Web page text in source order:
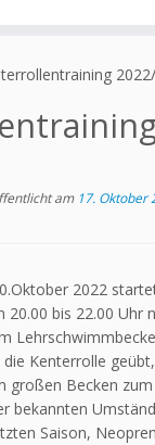
am 17. Oktober
2022
20.00 bis 22.00 Uhr
Kenterrolle
großen Becken
bekannten
Saison,